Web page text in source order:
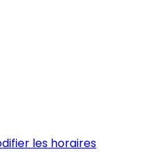
les horaires